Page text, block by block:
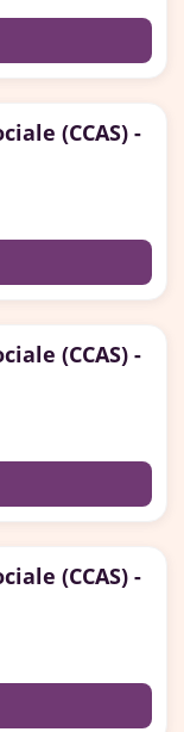
(CCAS) -
(CCAS) -
(CCAS) -